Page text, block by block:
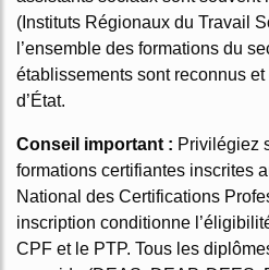
(Instituts Régionaux du Travail
l’ensemble des formations du
établissements sont reconnus
d’État.
Conseil important : Privilégiez
formations certifiantes inscrites
National des Certifications
inscription conditionne
CPF et le PTP. Tous les